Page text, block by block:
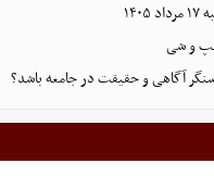
و شی
آگاهی و حقیقت در جامعه باشد؟